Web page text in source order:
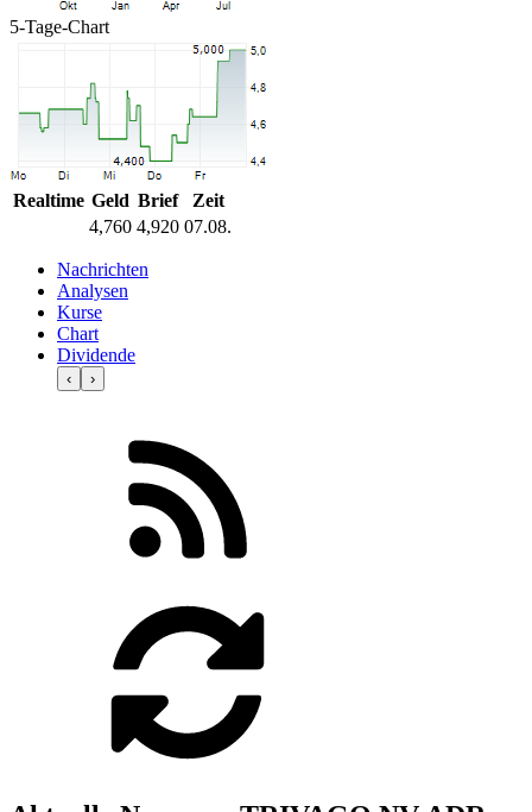
5-Tage-Chart
Realtime Geld Brief
Zeit
4,760 4,920 07.08.
Nachrichten
Analysen
Kurse
Chart
Dividende
‹ ›